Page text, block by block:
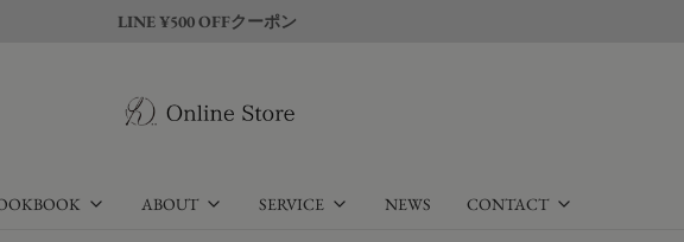
LINE ¥500 OFFクーポン
ABOUT SERVICE NEWS CONTACT